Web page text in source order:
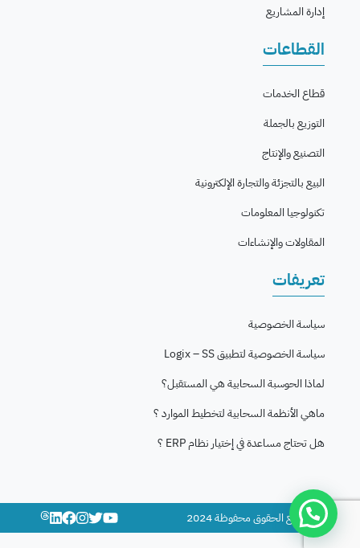
إدارة المشاريع
القطاعات
قطاع الخدمات
التوزيع بالجملة
التصنيع والإنتاج
البيع بالتجزئة والتجارة الإلكترونية
تكنولوجيا المعلومات
المقاولات والإنشاءات
تعريفات
سياسة الخصوصية
سياسة الخصوصية لتطبيق Logix – SS
لماذا الحوسبة السحابية هي المستقبل؟
ماهي الأنظمة السحابية لتخطيط الموارد ؟
هل تحتاج مساعدة في إختيار نظام ERP ؟
© جميع الحقوق محفوظة 2024